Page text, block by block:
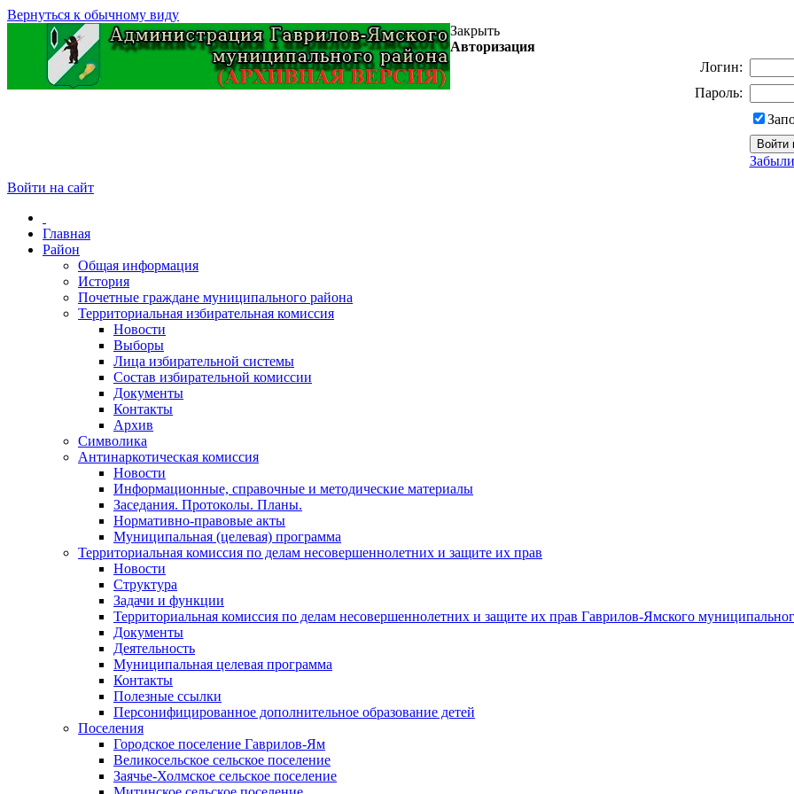
Вернуться к обычному виду
Закрыть
Авторизация
Логин:
Пароль:
Войти на сайт
Главная
Район
Общая информация
История
Почетные граждане муниципального района
Территориальная избирательная комиссия
Новости
Выборы
Лица избирательной системы
Состав избирательной комиссии
Документы
Контакты
Архив
Символика
Антинаркотическая комиссия
Новости
Информационные, справочные и методические материалы
Заседания. Протоколы. Планы.
Нормативно-правовые акты
Муниципальная (целевая) программа
Территориальная комиссия по делам несовершеннолетних и защите их прав
Новости
Структура
Задачи и функции
Территориальная комиссия по делам несовершеннолетних и защите их прав Гаврилов-Ямского
Документы
Деятельность
Муниципальная целевая программа
Контакты
Полезные ссылки
Персонифицированное дополнительное образование детей
Поселения
Городское поселение Гаврилов-Ям
Великосельское сельское поселение
Заячье-Холмское сельское поселение